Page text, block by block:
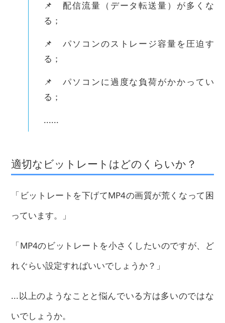
📌 配信流量（データ転送量）が多くな
る；
📌 パソコンのストレージ容量を圧迫す
る；
📌 パソコンに過度な負荷がかかってい
る；
......
適切なビットレートはどのくらいか？
「ビットレートを下げてMP4の画質が荒くなって困
っています。」
「MP4のビットレートを小さくしたいのですが、ど
れぐらい設定すればいいでしょうか？」
...以上のようなことと悩んでいる方は多いのではな
いでしょうか。